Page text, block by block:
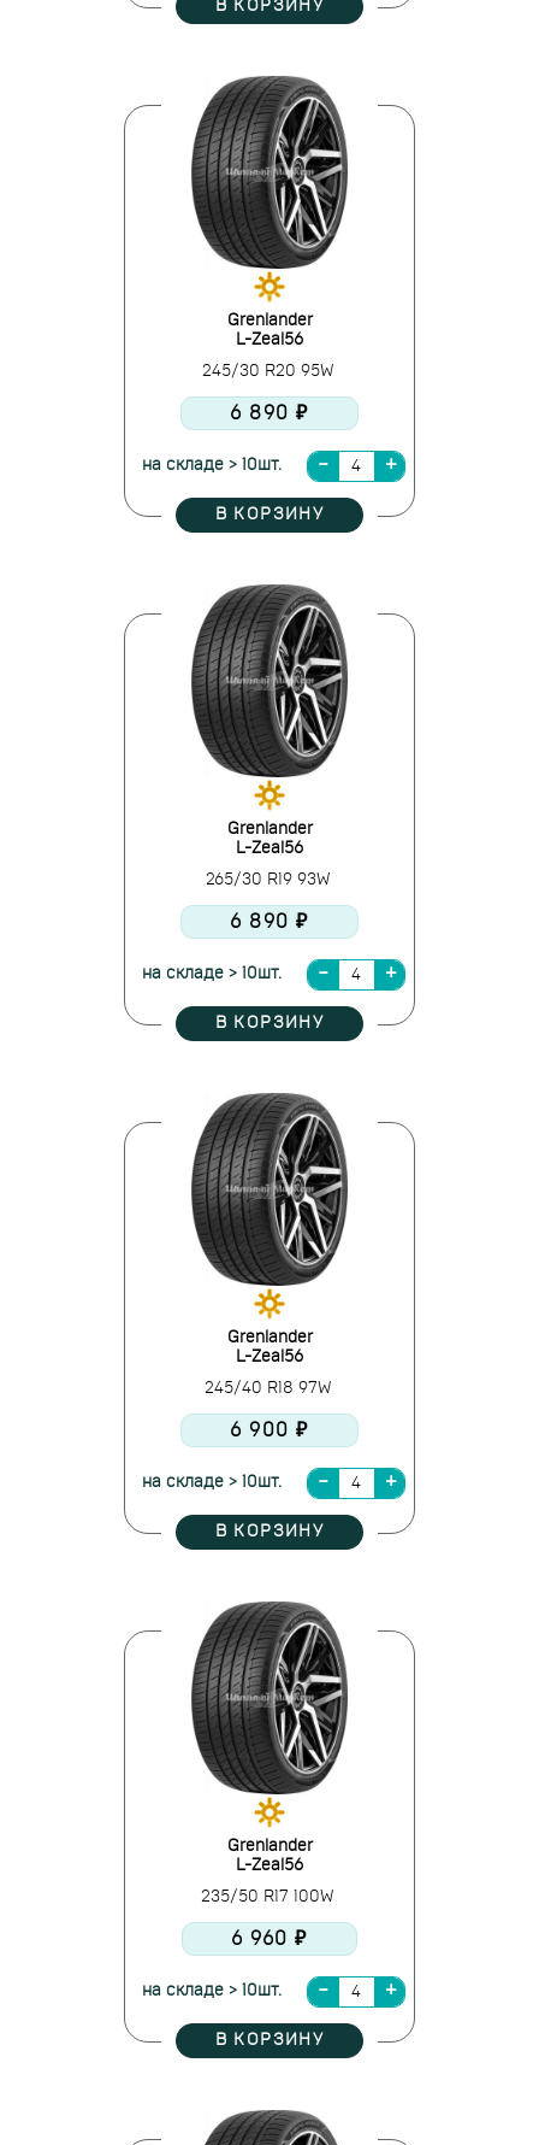
В КОРЗИНУ
Grenlander
L-Zeal56
245/30 R20 95W
6 890 ₽
на складе > 10шт.
В КОРЗИНУ
Grenlander
L-Zeal56
265/30 R19 93W
6 890 ₽
на складе > 10шт.
В КОРЗИНУ
Grenlander
L-Zeal56
245/40 R18 97W
6 900 ₽
на складе > 10шт.
В КОРЗИНУ
Grenlander
L-Zeal56
235/50 R17 100W
6 960 ₽
на складе > 10шт.
В КОРЗИНУ